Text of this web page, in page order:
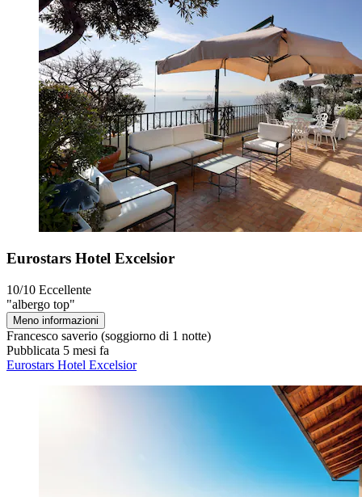
Eurostars Hotel Excelsior
10/10 Eccellente
"albergo top"
Meno informazioni
Francesco saverio (soggiorno di 1 notte)
Pubblicata 5 mesi fa
Eurostars Hotel Excelsior